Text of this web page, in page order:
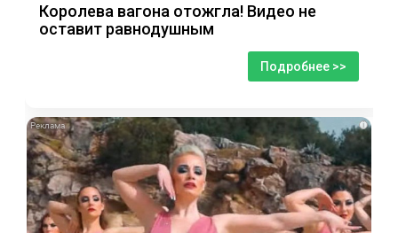
Королева вагона отожгла! Видео не
оставит равнодушным
Подробнее >>
i